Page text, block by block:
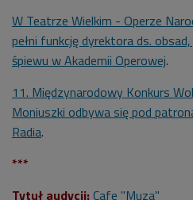
W Teatrze Wielkim - Operze
pełni funkcję dyrektora ds.
śpiewu w Akademii Operowej.
11. Międzynarodowy Konkurs
Moniuszki odbywa się pod
Radia.
***
Tytuł audycji: Cafe "Muza"